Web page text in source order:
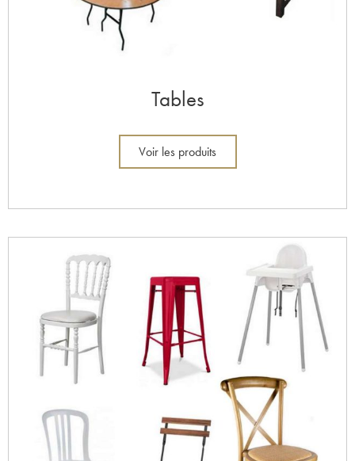
Tables
Voir les produits